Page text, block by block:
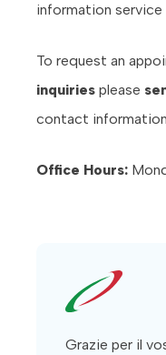
information service
To request an
inquiries please
contact
Office Hours:
Grazie per il